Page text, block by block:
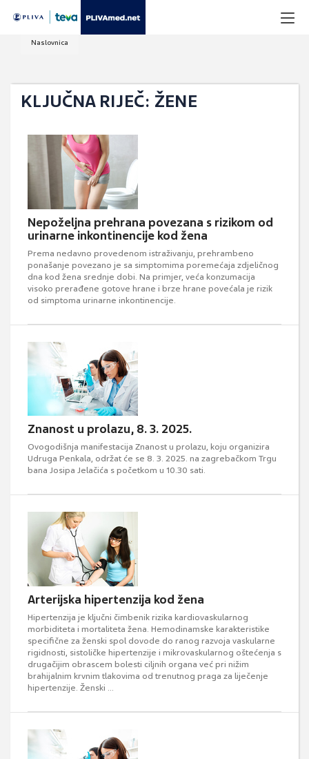
Naslovnica
KLJUČNA RIJEČ: ŽENE
Nepoželjna prehrana povezana s rizikom od
urinarne inkontinencije kod žena
Prema nedavno provedenom istraživanju, prehrambeno
ponašanje povezano je sa simptomima poremećaja zdjeličnog
dna kod žena srednje dobi. Na primjer, veća konzumacija
visoko prerađene gotove hrane i brze hrane povećala je rizik
od simptoma urinarne inkontinencije.
Znanost u prolazu, 8. 3. 2025.
Ovogodišnja manifestacija Znanost u prolazu, koju organizira
Udruga Penkala, održat će se 8. 3. 2025. na zagrebačkom Trgu
bana Josipa Jelačića s početkom u 10.30 sati.
Arterijska hipertenzija kod žena
Hipertenzija je ključni čimbenik rizika kardiovaskularnog
morbiditeta i mortaliteta žena. Hemodinamske karakteristike
specifične za ženski spol dovode do ranog razvoja vaskularne
rigidnosti, sistoličke hipertenzije i mikrovaskularnog oštećenja s
drugačijim obrascem bolesti ciljnih organa već pri nižim
brahijalnim krvnim tlakovima od trenutnog praga za liječenje
hipertenzije. Ženski ...